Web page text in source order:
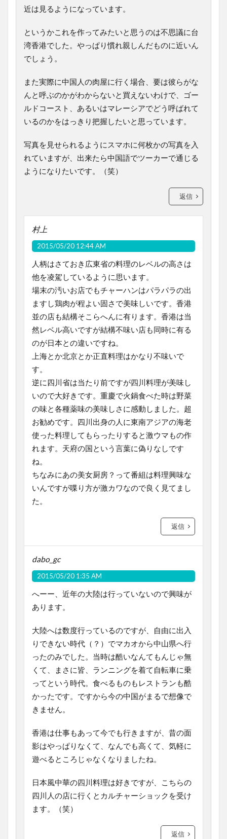
近は見るようになっています。
というかこれを作ってみたいと思うのは不思議に台
湾香港でした。やっぱり慣れ親しんだものに近いん
でしょう。
また実際に中国人の肉屋に行く場合、要は彼らがな
んと呼ぶのかがわからないと買えないわけで、ゴー
ルドコースト、あるいはマレーシアでどう呼ばれて
いるのかをはっきり把握したいと思っています。
写真を見せられるようにスマホに何枚かの写真を入
れていますが、出来たら中国語でツーカーで通じる
ようになりたいです。（笑）
返信
村上
2015/05/20 12:44 AM
人柄はさておき広東省の料理のレベルの高さは
他を凌駕しているように思います。
場末の汚いお店でもチャーハンはパラパラの出
ますし鶏肉が程よい固さで美味しいです。香港
並の店も結構そこらへんに有ります。香港は当
然レベル高いですが結構不味い店も同時に有る
のが日本との違いですね。
上海とか北京とか正直料理はかなり不味いで
す。
逆に四川省は当たり前ですが四川料理が美味し
いので大好きです。重慶で火鍋食べた時は野菜
の味と各種薬味の美味しさに感動しました。超
お勧めです。四川出身の人に東南アジアの海老
使った料理してもらったりすると激ウマもの作
れます。天府の国という言葉に偽りなしです
ね。
ちなみにあの美女厨房？って番組は料理興味な
いんですが喋り方が激カワなので良く見てまし
た。
返信
dabo_gc
2015/05/20 1:35 AM
へーー、近年の大陸は行っていないので興味が
あります。
大陸へは数度行っているのですが、自由に出入
りできない時代（？）でマカオから中山県へ行
ったのみでした。当時は酷いなんてもんじゃ無
くて、まさに皆、ランニングを着て自転車に乗
ってという時代。食べるものもレストランも酷
かったです。ですから今の中国がまるで想像で
きません。
香港は仕事もあって今でも行きますが、昔の面
影はやっぱりなくて、なんでも高くて、気軽に
遊べるところじゃなくなりましたね。
日本風中華の四川料理は好きですが、こちらの
四川人の店に行くとカルチャーショックを受け
ます。（笑）
返信